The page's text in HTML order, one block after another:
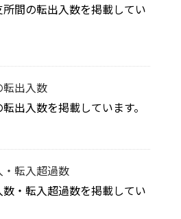
間の転出入数を掲載してい
出入数
出入数を掲載しています。
転入超過数
・転入超過数を掲載してい